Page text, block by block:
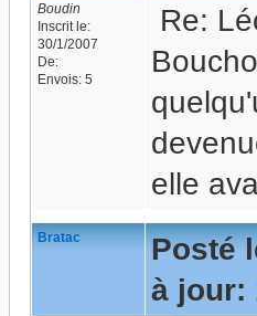
Boudin
Inscrit le:
30/1/2007
De:
Envois: 5
Re:
elle
Bratac
Posté
à jour: